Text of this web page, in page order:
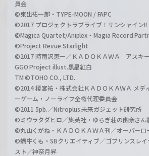
員会
©東出祐一郎・TYPE-MOON / FAPC
©2017 プロジェクトラブライブ！サンシャイン!!
©Magica Quartet/Aniplex・Magia Record
©Project Revue Starlight
©2017 時雨沢恵一／ＫＡＤＯＫＡＷＡ アスキ
GGO Project illust.黒星紅白
TM ©TOHO CO., LTD.
©2014 榎宮祐・株式会社ＫＡＤＯＫＡＷＡ メデ
ーゲーム・ノーライフ全権代理委員会
©2011 5pb.／Nitroplus 未来ガジェット研究所
©ミウラタダヒロ／集英社・ゆらぎ荘の幽奈さん
©丸山くがね・ＫＡＤＯＫＡＷＡ刊／オーバーロ
©蝸牛くも・SBクリエイティブ／ゴブリンスレ
スト／神奈月昇